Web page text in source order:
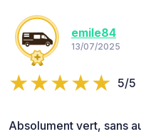
emile84
13/07/2025
5/5
Absolument vert, sans